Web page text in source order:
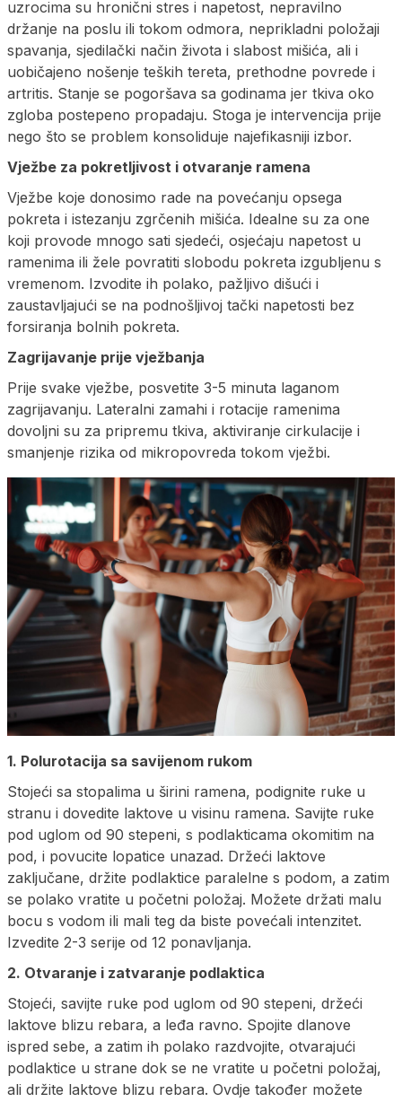
uzrocima su hronični stres i napetost, nepravilno
držanje na poslu ili tokom odmora, neprikladni položaji
spavanja, sjedilački način života i slabost mišića, ali i
uobičajeno nošenje teških tereta, prethodne povrede i
artritis. Stanje se pogoršava sa godinama jer tkiva oko
zgloba postepeno propadaju. Stoga je intervencija prije
nego što se problem konsoliduje najefikasniji izbor.
Vježbe za pokretljivost i otvaranje ramena
Vježbe koje donosimo rade na povećanju opsega
pokreta i istezanju zgrčenih mišića. Idealne su za one
koji provode mnogo sati sjedeći, osjećaju napetost u
ramenima ili žele povratiti slobodu pokreta izgubljenu s
vremenom. Izvodite ih polako, pažljivo dišući i
zaustavljajući se na podnošljivoj tački napetosti bez
forsiranja bolnih pokreta.
Zagrijavanje prije vježbanja
Prije svake vježbe, posvetite 3-5 minuta laganom
zagrijavanju. Lateralni zamahi i rotacije ramenima
dovoljni su za pripremu tkiva, aktiviranje cirkulacije i
smanjenje rizika od mikropovreda tokom vježbi.
1. Polurotacija sa savijenom rukom
Stojeći sa stopalima u širini ramena, podignite ruke u
stranu i dovedite laktove u visinu ramena. Savijte ruke
pod uglom od 90 stepeni, s podlakticama okomitim na
pod, i povucite lopatice unazad. Držeći laktove
zaključane, držite podlaktice paralelne s podom, a zatim
se polako vratite u početni položaj. Možete držati malu
bocu s vodom ili mali teg da biste povećali intenzitet.
Izvedite 2-3 serije od 12 ponavljanja.
2. Otvaranje i zatvaranje podlaktica
Stojeći, savijte ruke pod uglom od 90 stepeni, držeći
laktove blizu rebara, a leđa ravno. Spojite dlanove
ispred sebe, a zatim ih polako razdvojite, otvarajući
podlaktice u strane dok se ne vratite u početni položaj,
ali držite laktove blizu rebara. Ovdje također možete